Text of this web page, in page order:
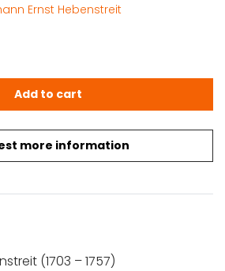
more information
Läkare-grunder till biträde för
Add to cart
Ernst Hebenstreit
(1703 – 1757)